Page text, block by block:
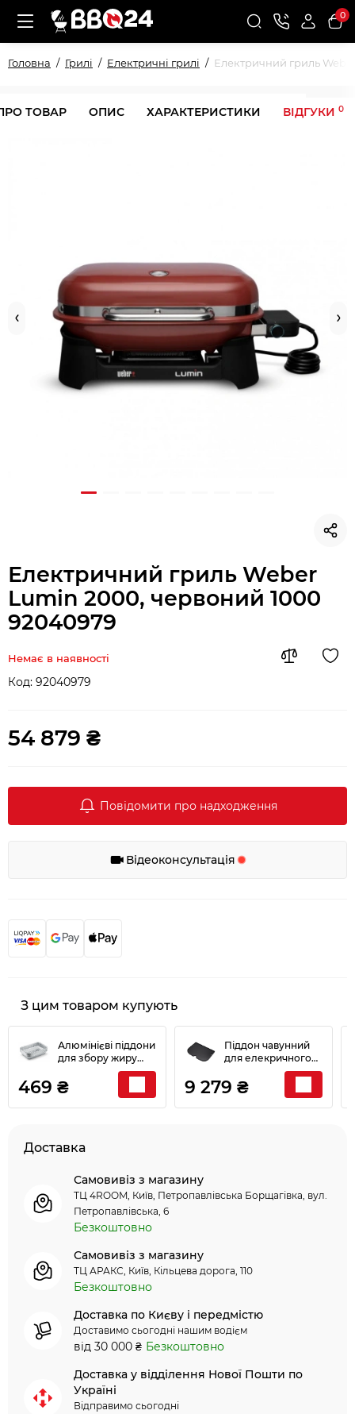
0
Головна Грилі Електричні грилі Електричний гриль
ТОВАР ОПИС ХАРАКТЕРИСТИКИ ВІДГУКИ 0
Електричний гриль Weber
Lumin 2000, червоний 1000
92040979
Немає в наявності
Код: 92040979
54 879 ₴
Повідомити про надходження
Відеоконсультація
З цим товаром купують
Алюмінієві піддони
для збору жиру
469 ₴
Піддон чавунний
для елекричного
6612
9 279 ₴
Доставка
Самовивіз з магазину
ТЦ 4ROOM, Київ, Петропавлівська Борщагівка, вул.
Петропавлівська, 6
Безкоштовно
Самовивіз з магазину
ТЦ АРАКС, Київ, Кільцева дорога, 110
Безкоштовно
Доставка по Києву і передмістю
Доставимо сьогодні нашим водієм
від 30 000 ₴ Безкоштовно
Доставка у відділення Нової Пошти по
Україні
Відправимо сьогодні